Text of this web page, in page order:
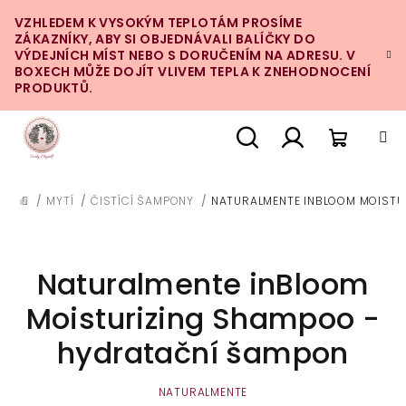
na
obsah
VZHLEDEM K VYSOKÝM TEPLOTÁM PROSÍME
ZÁKAZNÍKY, ABY SI OBJEDNÁVALI BALÍČKY DO
VÝDEJNÍCH MÍST NEBO S DORUČENÍM NA ADRESU. V
BOXECH MŮŽE DOJÍT VLIVEM TEPLA K ZNEHODNOCENÍ
PRODUKTŮ.
DOMŮ
/ MYTÍ / ČISTÍCÍ ŠAMPONY / NATURALMENTE INBLOOM
Naturalmente inBloom
Moisturizing Shampoo -
hydratační šampon
NATURALMENTE